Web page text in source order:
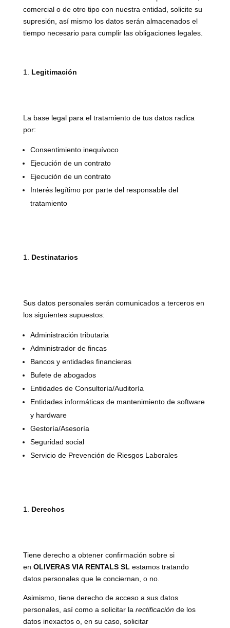
comercial o de otro tipo con nuestra entidad, solicite su
supresión, así mismo los datos serán almacenados el
tiempo necesario para cumplir las obligaciones legales.
Legitimación
La base legal para el tratamiento de tus datos radica
por:
Consentimiento inequívoco
Ejecución de un contrato
Ejecución de un contrato
Interés legítimo por parte del responsable del
tratamiento
Destinatarios
Sus datos personales serán comunicados a terceros en
los siguientes supuestos:
Administración tributaria
Administrador de fincas
Bancos y entidades financieras
Bufete de abogados
Entidades de Consultoría/Auditoría
Entidades informáticas de mantenimiento de software
y hardware
Gestoría/Asesoría
Seguridad social
Servicio de Prevención de Riesgos Laborales
Derechos
Tiene derecho a obtener confirmación sobre si
en OLIVERAS VIA RENTALS SL estamos tratando
datos personales que le conciernan, o no.
Asimismo, tiene derecho de acceso a sus datos
personales, así como a solicitar la rectificación de los
datos inexactos o, en su caso, solicitar